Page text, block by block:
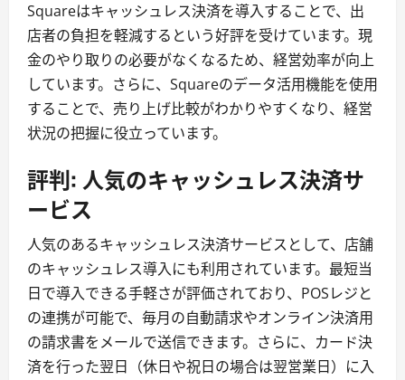
Squareはキャッシュレス決済を導入することで、出
店者の負担を軽減するという好評を受けています。現
金のやり取りの必要がなくなるため、経営効率が向上
しています。さらに、Squareのデータ活用機能を使用
することで、売り上げ比較がわかりやすくなり、経営
状況の把握に役立っています。
評判: 人気のキャッシュレス決済サ
ービス
人気のあるキャッシュレス決済サービスとして、店舗
のキャッシュレス導入にも利用されています。最短当
日で導入できる手軽さが評価されており、POSレジと
の連携が可能で、毎月の自動請求やオンライン決済用
の請求書をメールで送信できます。さらに、カード決
済を行った翌日（休日や祝日の場合は翌営業日）に入